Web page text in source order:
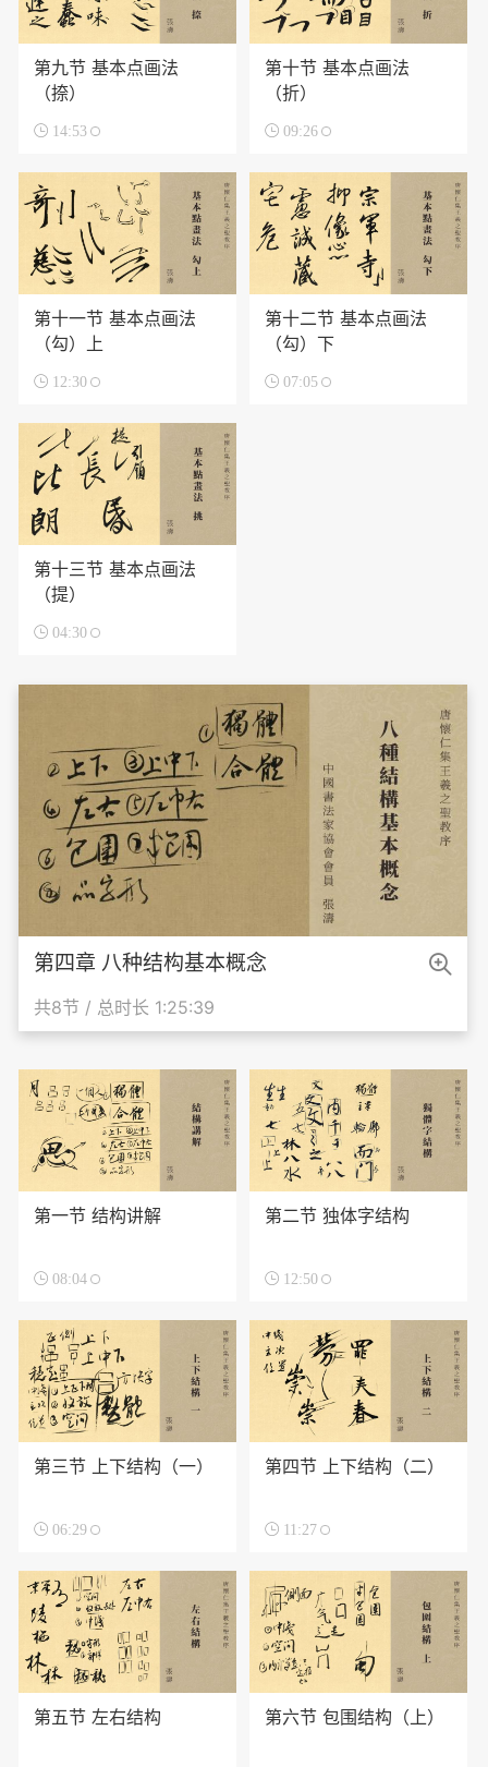
第九节 基本点画法
（捺）
 14:53
第十节 基本点画法
（折）
 09:26
第十一节 基本点画法
（勾）上
 12:30
第十二节 基本点画法
（勾）下
 07:05
第十三节 基本点画法
（提）
 04:30
第四章 八种结构基本概念
共8节 / 总时长 1:25:39

第一节 结构讲解
 08:04
第二节 独体字结构
 12:50
第三节 上下结构（一）
 06:29
第四节 上下结构（二）
 11:27
第五节 左右结构 第六节 包围结构（上）